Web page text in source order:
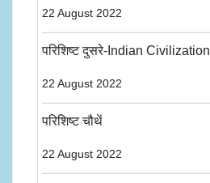
22 August 2022
परिशिष्ट दुसरे-Indian Civilization
22 August 2022
परिशिष्ट चौथें
22 August 2022